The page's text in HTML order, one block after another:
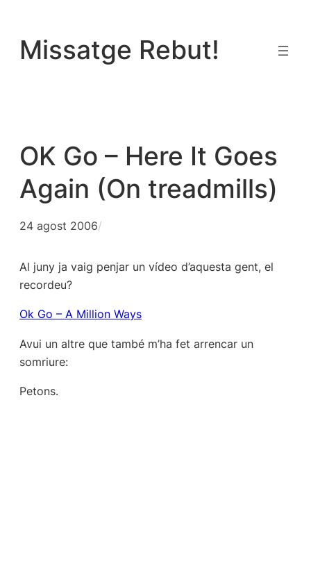
contingut
Missatge Rebut!
OK Go – Here It Goes
Again (On treadmills)
24 agost 2006/
Al juny ja vaig penjar un vídeo d’aquesta gent, el
recordeu?
Ok Go – A Million Ways
Avui un altre que també m’ha fet arrencar un
somriure:
Petons.